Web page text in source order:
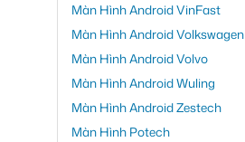
Màn Hình Android VinFast
Màn Hình Android Volkswagen
Màn Hình Android Volvo
Màn Hình Android Wuling
Màn Hình Android Zestech
Màn Hình Potech